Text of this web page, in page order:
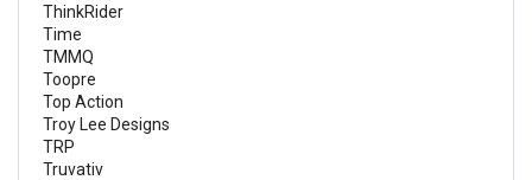
ThinkRider
Time
TMMQ
Toopre
Top Action
Troy Lee Designs
TRP
Truvativ